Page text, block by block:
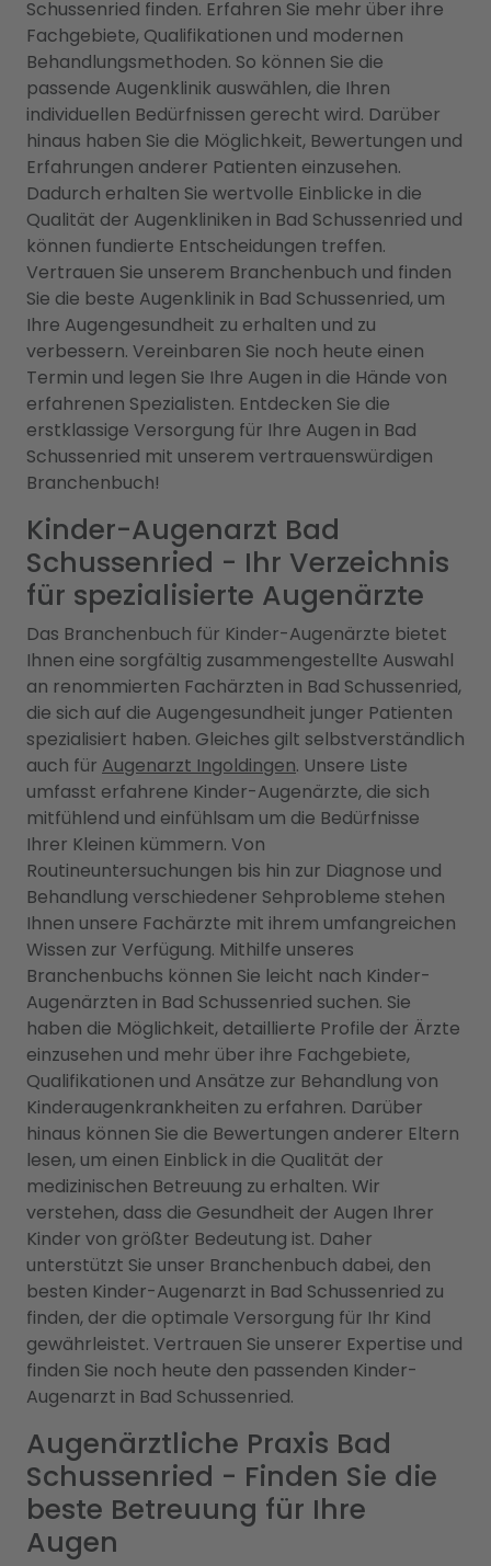
Schussenried finden. Erfahren Sie mehr über ihre
Fachgebiete, Qualifikationen und modernen
Behandlungsmethoden. So können Sie die
passende Augenklinik auswählen, die Ihren
individuellen Bedürfnissen gerecht wird. Darüber
hinaus haben Sie die Möglichkeit, Bewertungen und
Erfahrungen anderer Patienten einzusehen.
Dadurch erhalten Sie wertvolle Einblicke in die
Qualität der Augenkliniken in Bad Schussenried und
können fundierte Entscheidungen treffen.
Vertrauen Sie unserem Branchenbuch und finden
Sie die beste Augenklinik in Bad Schussenried, um
Ihre Augengesundheit zu erhalten und zu
verbessern. Vereinbaren Sie noch heute einen
Termin und legen Sie Ihre Augen in die Hände von
erfahrenen Spezialisten. Entdecken Sie die
erstklassige Versorgung für Ihre Augen in Bad
Schussenried mit unserem vertrauenswürdigen
Branchenbuch!
Kinder-Augenarzt Bad
Schussenried - Ihr Verzeichnis
für spezialisierte Augenärzte
Das Branchenbuch für Kinder-Augenärzte bietet
Ihnen eine sorgfältig zusammengestellte Auswahl
an renommierten Fachärzten in Bad Schussenried,
die sich auf die Augengesundheit junger Patienten
spezialisiert haben. Gleiches gilt selbstverständlich
auch für Augenarzt Ingoldingen. Unsere Liste
umfasst erfahrene Kinder-Augenärzte, die sich
mitfühlend und einfühlsam um die Bedürfnisse
Ihrer Kleinen kümmern. Von
Routineuntersuchungen bis hin zur Diagnose und
Behandlung verschiedener Sehprobleme stehen
Ihnen unsere Fachärzte mit ihrem umfangreichen
Wissen zur Verfügung. Mithilfe unseres
Branchenbuchs können Sie leicht nach Kinder-
Augenärzten in Bad Schussenried suchen. Sie
haben die Möglichkeit, detaillierte Profile der Ärzte
einzusehen und mehr über ihre Fachgebiete,
Qualifikationen und Ansätze zur Behandlung von
Kinderaugenkrankheiten zu erfahren. Darüber
hinaus können Sie die Bewertungen anderer Eltern
lesen, um einen Einblick in die Qualität der
medizinischen Betreuung zu erhalten. Wir
verstehen, dass die Gesundheit der Augen Ihrer
Kinder von größter Bedeutung ist. Daher
unterstützt Sie unser Branchenbuch dabei, den
besten Kinder-Augenarzt in Bad Schussenried zu
finden, der die optimale Versorgung für Ihr Kind
gewährleistet. Vertrauen Sie unserer Expertise und
finden Sie noch heute den passenden Kinder-
Augenarzt in Bad Schussenried.
Augenärztliche Praxis Bad
Schussenried - Finden Sie die
beste Betreuung für Ihre
Augen